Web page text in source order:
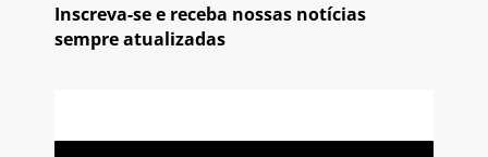
Inscreva-se e receba nossas notícias
sempre atualizadas